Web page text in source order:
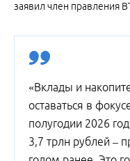
заявил член правления
«Вклады и
оставаться в
полугодии 2026
3,7 трлн рублей –